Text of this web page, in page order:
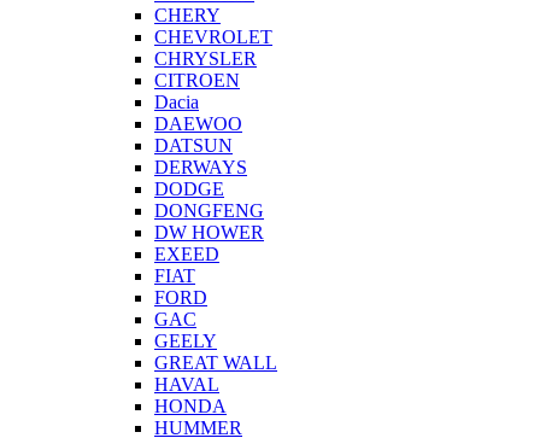
CHERY
CHEVROLET
CHRYSLER
CITROEN
Dacia
DAEWOO
DATSUN
DERWAYS
DODGE
DONGFENG
DW HOWER
EXEED
FIAT
FORD
GAC
GEELY
GREAT WALL
HAVAL
HONDA
HUMMER